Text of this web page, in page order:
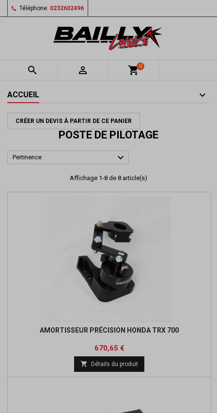
Téléphone: 0232602496
  shopping_cart0
ACCUEIL
CRÉER UN DEVIS À PARTIR DE CE PANIER
POSTE DE PILOTAGE
Pertinence 
Affichage 1-8 de 8 article(s)
AMORTISSEUR PRÉCISION HONDA TRX 700
Prix
670,65 €Prix
de
base
 Détails du produit